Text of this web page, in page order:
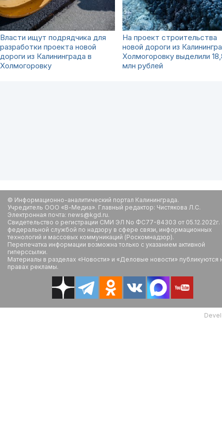
Власти ищут подрядчика для
разработки проекта новой
дороги из Калининграда в
Холмогоровку
На проект строительства
новой дороги из
Холмогоровку выделили
млн рублей
© Информационно-аналитический портал Калининграда.
Учредитель ООО «В-Медиа». Главный редактор: Чистякова Л.С.
Электронная почта: news@kgd.ru.
Свидетельство о регистрации СМИ ЭЛ No ФС77-84303 от
федеральной службой по надзору в сфере связи, информационных
технологий и массовых коммуникаций (Роскомнадзор).
Перепечатка информации возможна только с указанием активной
гиперссылки.
Материалы в разделах «Новости» и «Деловые новости» публикуются
правах рекламы.